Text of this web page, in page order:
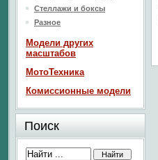
Стеллажи и боксы
Разное
Модели других
масштабов
МотоТехника
Комиссионные модели
Поиск